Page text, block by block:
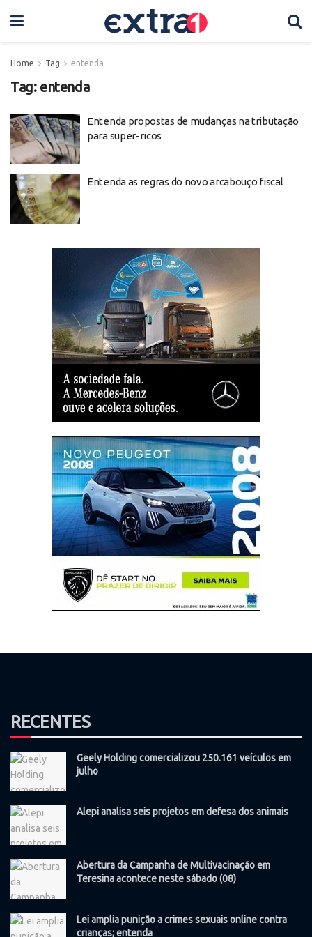
Home Tag entenda
Tag: entenda
Entenda propostas de mudanças na tributação
para super-ricos
Entenda as regras do novo arcabouço fiscal
RECENTES
Geely Holding comercializou 250.161 veículos em
julho
Alepi analisa seis projetos em defesa dos animais
Abertura da Campanha de Multivacinação em
Teresina acontece neste sábado (08)
Lei amplia punição a crimes sexuais online contra
crianças; entenda